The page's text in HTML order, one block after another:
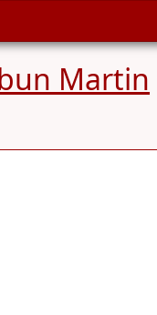
Martin